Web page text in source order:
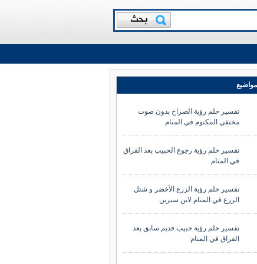
تفسير حلم رؤية الصراخ بدون صوت
مختفي المكتوم في المنام
تفسير حلم رؤية رجوع الحبيب بعد الفراق
في المنام
تفسير حلم رؤية الزرع الأخضر و شتل
الزرع في المنام لابن سيرين
تفسير حلم رؤية حبيب قديم سابق بعد
الفراق في المنام